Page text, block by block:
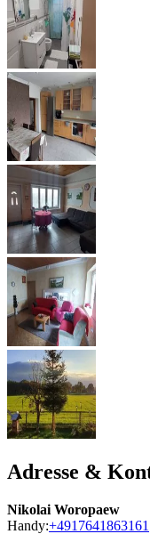
Adresse &
Nikolai Woropaew
Handy:+4917641863161